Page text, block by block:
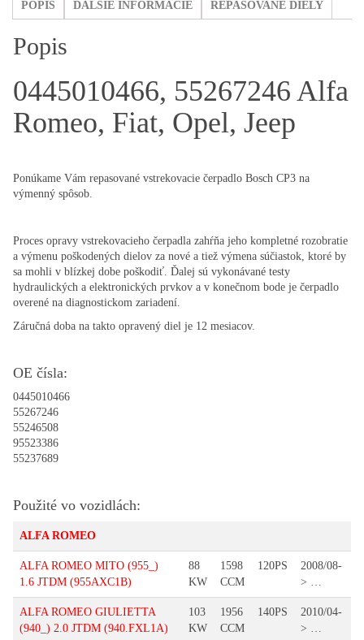
Jeep
POPIS ĎALŠIE INFORMÁCIE REPASOVANÉ DIELY
Popis
0445010466, 55267246 Alfa
Romeo, Fiat, Opel, Jeep
Ponúkame Vám repasované vstrekovacie čerpadlo Bosch CP3 na
výmenný spôsob.
Proces opravy vstrekovacieho čerpadla zahŕňa jeho kompletné rozobratie
a výmenu poškodených dielov za nové a tiež výmena súčiastok, ktoré by
sa mohli v blízkej dobe poškodiť. Ďalej sú vykonávané testy
hydraulických a elektronických prvkov a v konečnom bode je čerpadlo
overené na diagnostickom zariadení.
Záručná doba na takto opravený diel je 12 mesiacov.
OE čísla:
0445010466
55267246
55246508
95523386
55237689
Použité vo vozidlách:
ALFA ROMEO
ALFA ROMEO MITO (955_)
1.6 JTDM (955AXC1B)
88
KW
1598
CCM
120PS
2008/08-
> …
ALFA ROMEO GIULIETTA
(940_) 2.0 JTDM (940.FXL1A)
103
KW
1956
CCM
140PS
2010/04-
> …